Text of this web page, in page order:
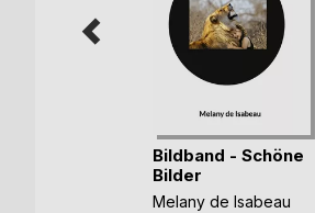
Bildband - Schöne
Bilder
Melany de Isabeau